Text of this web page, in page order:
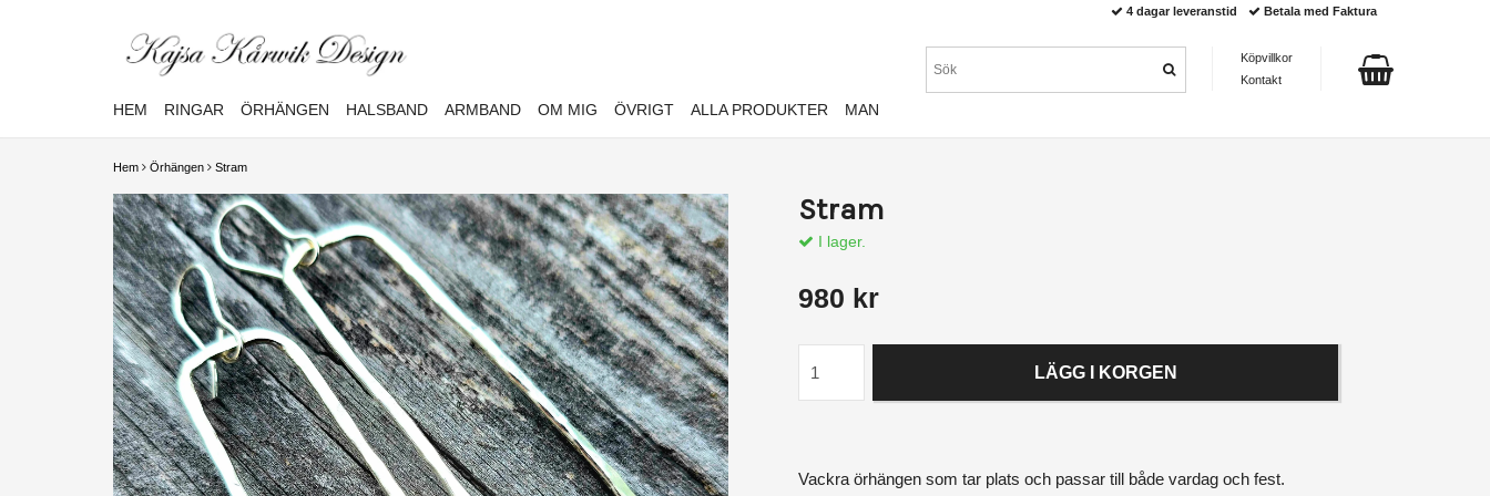
Hem Örhängen Stram
Stram
I lager.
980 kr
LÄGG I KORGEN
Vackra örhängen som tar plats och passar till både vardag och fest.
4 dagar leveranstid Betala med Faktura
Köpvillkor
Kontakt
HEM RINGAR ÖRHÄNGEN HALSBAND ARMBAND OM MIG ÖVRIGT ALLA PRODUKTER MAN